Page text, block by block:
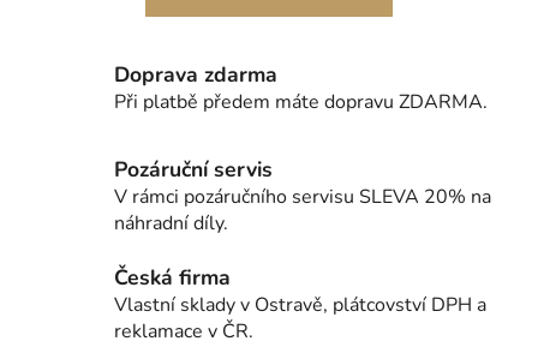
Doprava zdarma
Při platbě předem máte dopravu ZDARMA.
Pozáruční servis
V rámci pozáručního servisu SLEVA 20% na
náhradní díly.
Česká firma
Vlastní sklady v Ostravě, plátcovství DPH a
reklamace v ČR.